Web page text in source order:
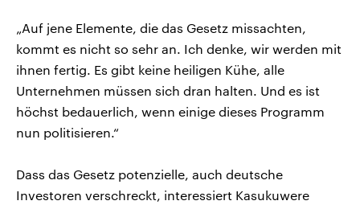
„Auf jene Elemente, die das Gesetz missachten,
kommt es nicht so sehr an. Ich denke, wir werden mit
ihnen fertig. Es gibt keine heiligen Kühe, alle
Unternehmen müssen sich dran halten. Und es ist
höchst bedauerlich, wenn einige dieses Programm
nun politisieren.“
Dass das Gesetz potenzielle, auch deutsche
Investoren verschreckt, interessiert Kasukuwere